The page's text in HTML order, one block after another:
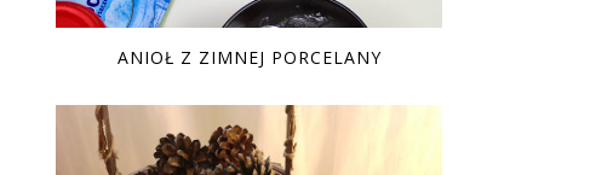
ANIOŁ Z ZIMNEJ PORCELANY